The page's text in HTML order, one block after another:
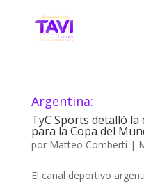
Argentina:
TyC Sports detalló
para la Copa del
por Matteo Comberti |
El canal deportivo